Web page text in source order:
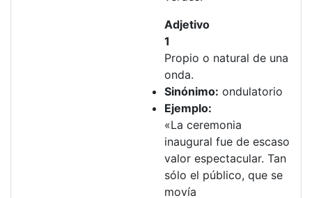
Adjetivo
1
Propio o natural de una
onda.
Sinónimo: ondulatorio
Ejemplo:
«La ceremonia
inaugural fue de escaso
valor espectacular. Tan
sólo el público, que se
movía